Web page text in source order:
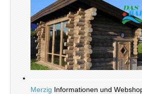
Merzig Informationen und